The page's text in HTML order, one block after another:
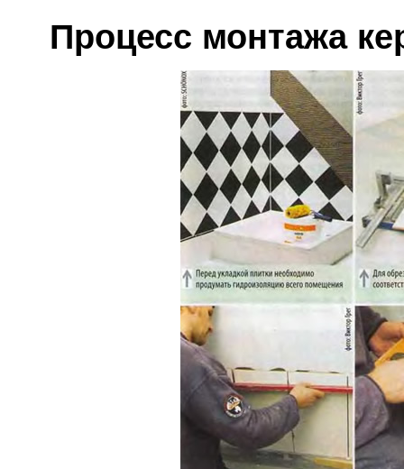
Процесс монтажа